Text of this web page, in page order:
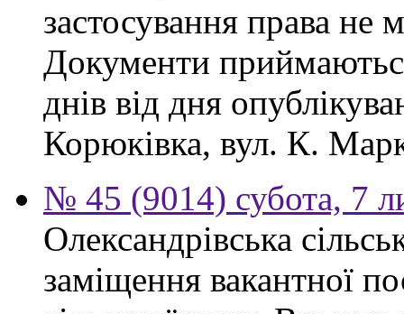
застосування права не
Документи
днів від дня
Корюківка, вул. К.
№ 45 (9014) субота, 7
Олександрівська
заміщення вакантної